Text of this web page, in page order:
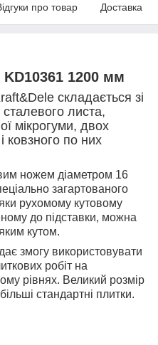
про товар Доставка
KD10361 1200 мм
складається зі
сталевого листа,
мікрогуми, двох
ковзного по них
ножем діаметром 16
загартованого
рухомому кутовому
до підставки, можна
кутом.
змогу використовувати
робіт на
рівнях. Великий розмір
стандартні плитки.